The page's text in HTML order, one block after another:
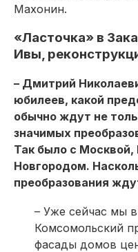
Махонин.
«Ласточка» в
Ивы,
– Дмитрий
юбилеев, какой
обычно ждут не
значимых
Так было с
Новгородом.
преобразования
– Уже сейчас мы
Комсомольский
фасады домов